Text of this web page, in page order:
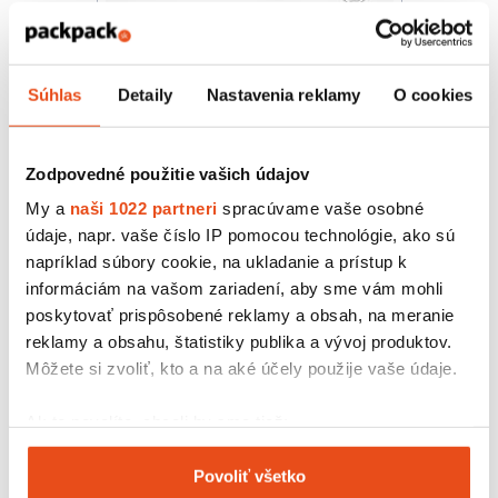
Súhlas Detaily Nastavenia reklamy O cookies
Zodpovedné použitie vašich údajov
My a naši 1022 partneri spracúvame vaše osobné
údaje, napr. vaše číslo IP pomocou technológie, ako sú
napríklad súbory cookie, na ukladanie a prístup k
informáciám na vašom zariadení, aby sme vám mohli
poskytovať prispôsobené reklamy a obsah, na meranie
reklamy a obsahu, štatistiky publika a vývoj produktov.
Môžete si zvoliť, kto a na aké účely použije vaše údaje.
Zhromažďovať informácie o vašej geografickej
polohe s presnosťou na niekoľko metrov
Povoliť všetko
Pergamenový papier 25x25 cm
3,33 € bez DPH
100 ks v balení